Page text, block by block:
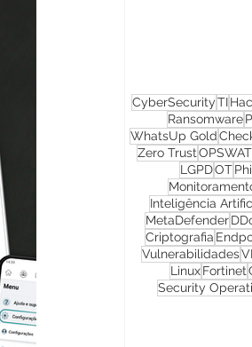
CyberSecurityTI
Ransomware
WhatsUp Gold
Zero TrustOPSWAT
LGPDOT
Inteligência
MetaDefender
Criptografia
Vulnerabilidades
Linux Fortinet
Security